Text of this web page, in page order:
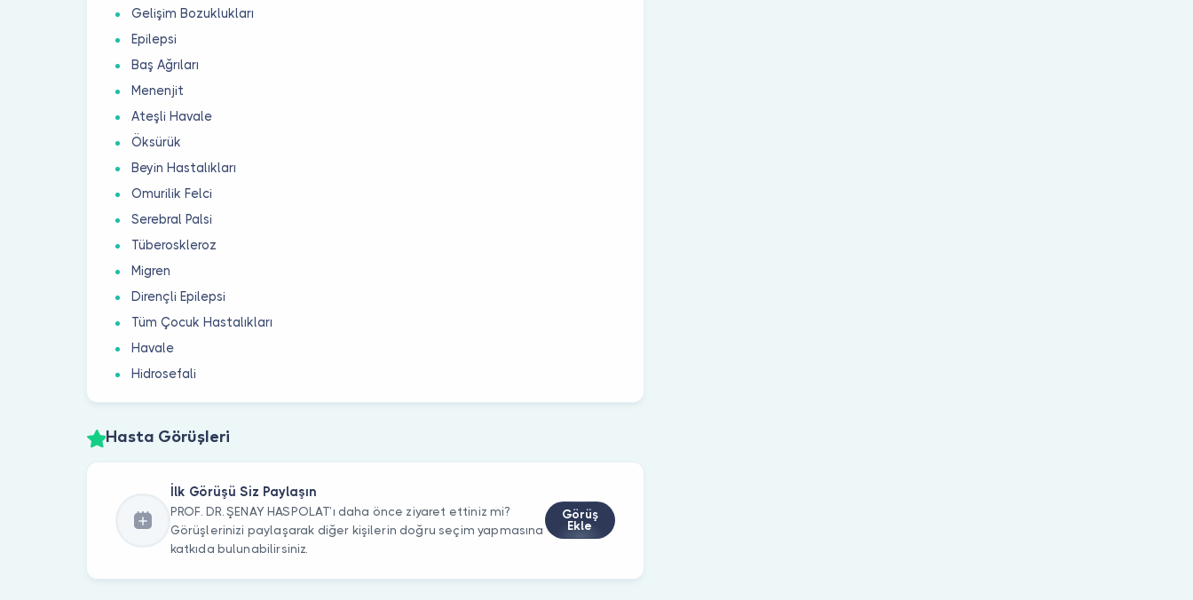
Gelişim Bozuklukları
Epilepsi
Baş Ağrıları
Menenjit
Ateşli Havale
Öksürük
Beyin Hastalıkları
Omurilik Felci
Serebral Palsi
Tüberoskleroz
Migren
Dirençli Epilepsi
Tüm Çocuk Hastalıkları
Havale
Hidrosefali
Hasta Görüşleri
İlk Görüşü Siz Paylaşın
PROF. DR. ŞENAY HASPOLAT’ı daha önce ziyaret ettiniz mi?
Görüşlerinizi paylaşarak diğer kişilerin doğru seçim yapmasına
katkıda bulunabilirsiniz.
Görüş
Ekle